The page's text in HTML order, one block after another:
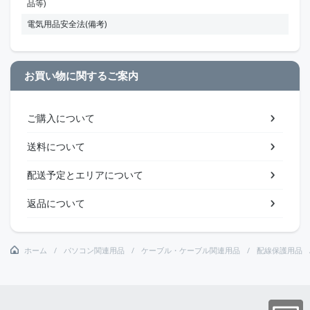
品等)
電気用品安全法(備考)
お買い物に関するご案内
ご購入について
送料について
配送予定とエリアについて
返品について
ホーム パソコン関連用品 ケーブル・ケーブル関連用品 配線保護用品